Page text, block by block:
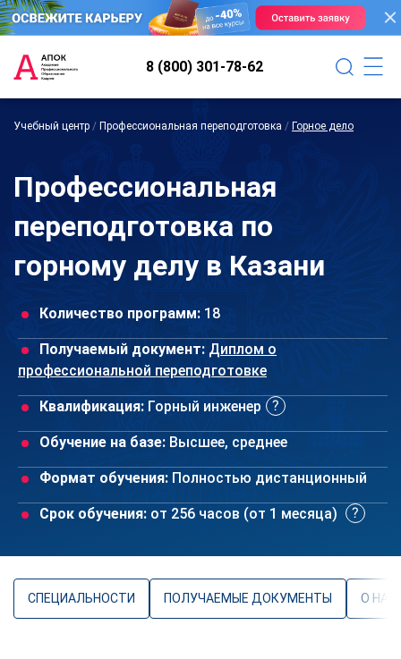
8 (800) 301-78-62
Учебный центр / Профессиональная переподготовка / Горное дело
Профессиональная
переподготовка по
горному делу в Казани
Количество программ: 18
Получаемый документ: Диплом о
профессиональной переподготовке
Квалификация: Горный инженер
Обучение на базе: Высшее, среднее
Формат обучения: Полностью дистанционный
Срок обучения: от 256 часов (от 1 месяца)
СПЕЦИАЛЬНОСТИ ПОЛУЧАЕМЫЕ ДОКУМЕНТЫ О